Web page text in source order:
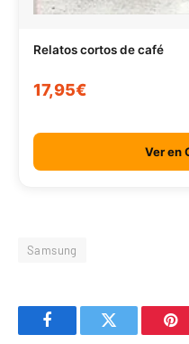
Relatos cortos de café
17,95€
Ver en
Samsung
FacebookTwitter